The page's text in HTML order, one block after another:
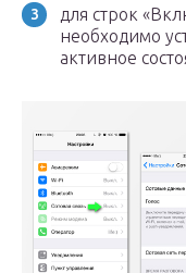
для строк
необходимо
активное